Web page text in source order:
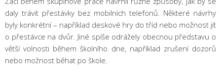
daly trávit přestávky bez mobilních telefonů. Některé návrhy
byly konkrétní – například deskové hry do tříd nebo možnost jít
o přestávce na dvůr. Jiné spíše odrážely obecnou představu o
větší volnosti během školního dne, například zrušení dozorů
nebo možnost běhat po škole.